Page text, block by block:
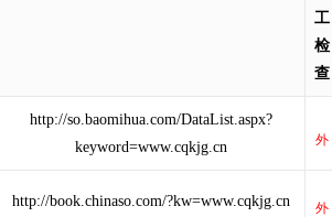
工
检
查
http://so.baomihua.com/DataList.aspx?
keyword=www.cqkjg.cn
http://book.chinaso.com/?kw=www.cqkjg.cn